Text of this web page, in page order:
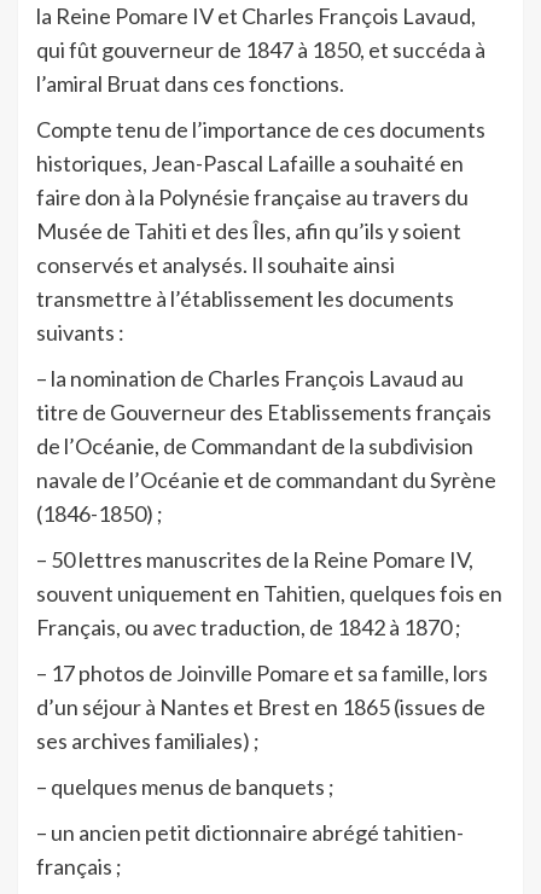
la Reine Pomare IV et Charles François Lavaud,
qui fût gouverneur de 1847 à 1850, et succéda à
l’amiral Bruat dans ces fonctions.
Compte tenu de l’importance de ces documents
historiques, Jean-Pascal Lafaille a souhaité en
faire don à la Polynésie française au travers du
Musée de Tahiti et des Îles, afin qu’ils y soient
conservés et analysés. Il souhaite ainsi
transmettre à l’établissement les documents
suivants :
– la nomination de Charles François Lavaud au
titre de Gouverneur des Etablissements français
de l’Océanie, de Commandant de la subdivision
navale de l’Océanie et de commandant du Syrène
(1846-1850) ;
– 50 lettres manuscrites de la Reine Pomare IV,
souvent uniquement en Tahitien, quelques fois en
Français, ou avec traduction, de 1842 à 1870 ;
– 17 photos de Joinville Pomare et sa famille, lors
d’un séjour à Nantes et Brest en 1865 (issues de
ses archives familiales) ;
– quelques menus de banquets ;
– un ancien petit dictionnaire abrégé tahitien-
français ;